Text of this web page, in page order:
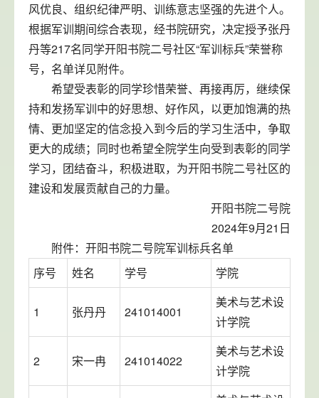
风优良、组织纪律严明、训练意志坚强的先进个人。
根据军训期间综合表现，经书院研究，决定授予张丹
丹等217名同学开阳书院二号社区“军训标兵”荣誉称
号，名单详见附件。
希望受表彰的同学珍惜荣誉、再接再厉，继续保
持和发扬军训中的好思想、好作风，以更加饱满的热
情、更加坚定的信念投入到今后的学习生活中，争取
更大的成绩；同时也希望全院学生向受到表彰的同学
学习，团结奋斗，积极进取，为开阳书院二号社区的
建设和发展贡献自己的力量。
开阳书院二号院
2024年9月21日
附件：开阳书院二号院军训标兵名单
序号
姓名 学号 学院
1 张丹丹 241014001
美术与艺术设
计学院
2 宋一冉 241014022
美术与艺术设
计学院